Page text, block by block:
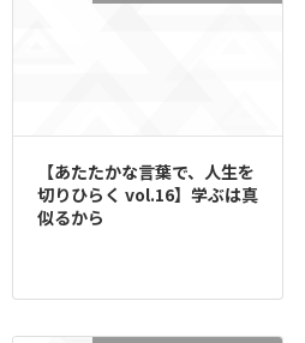
【あたたかな言葉で、人生を
切りひらく vol.16】学ぶは真
似るから